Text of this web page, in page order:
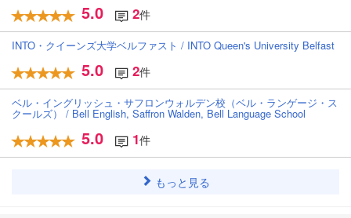
5.0 2件
INTO・クイーンズ大学ベルファスト / INTO Queen's University Belfast
5.0 2件
ベル・イングリッシュ・サフロンウォルデン校（ベル・ランゲージ・ス
クールズ） / Bell English, Saffron Walden, Bell Language School
5.0 1件
もっと見る